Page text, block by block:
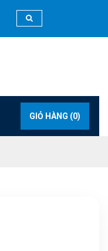
GIỎ HÀNG (0)